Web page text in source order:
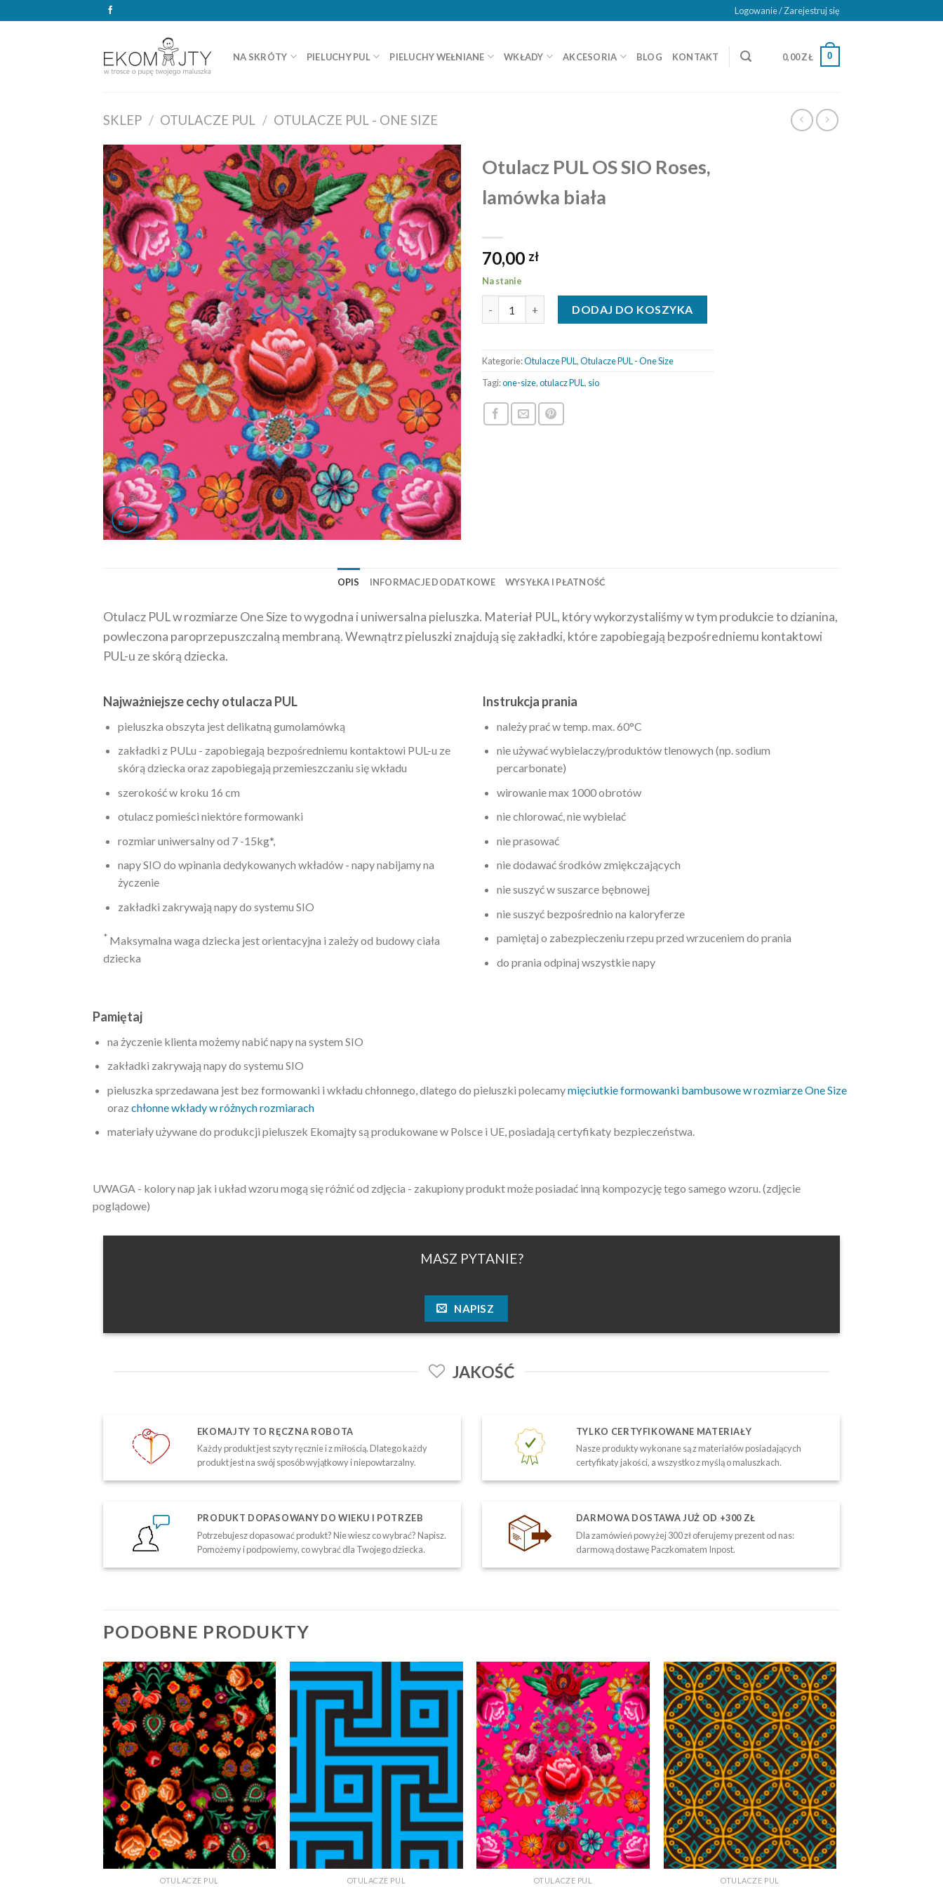
to
Logowanie / Zarejestruj się
NA SKRÓTY PIELUCHY PUL PIELUCHY WEŁNIANE WKŁADY AKCESORIA BLOG KONTAKT 0,00ZŁ 0
SKLEP / OTULACZE PUL / OTULACZE PUL - ONE SIZE
Otulacz PUL OS SIO Roses,
lamówka biała
70,00 zł
Na stanie
DODAJ DO KOSZYKA
Kategorie:Otulacze PUL,Otulacze PUL - One Size
Tagi:one-size,otulacz PUL, sio
OPIS INFORMACJE DODATKOWE WYSYŁKA I PŁATNOŚĆ
Otulacz PUL w rozmiarze One Size to wygodna i uniwersalna pieluszka. Materiał PUL, który wykorzystaliśmy w tym produkcie to dzianina,
powleczona paroprzepuszczalną membraną. Wewnątrz pieluszki znajdują się zakładki, które zapobiegają bezpośredniemu kontaktowi
PUL-u ze skórą dziecka.
Najważniejsze cechy otulacza PUL
pieluszka obszyta jest delikatną gumolamówką
zakładki z PULu - zapobiegają bezpośredniemu kontaktowi PUL-u ze
skórą dziecka oraz zapobiegają przemieszczaniu się wkładu
szerokość w kroku 16 cm
otulacz pomieści niektóre formowanki
rozmiar uniwersalny od 7 -15kg*,
napy SIO do wpinania dedykowanych wkładów - napy nabijamy na
życzenie
zakładki zakrywają napy do systemu SIO
* Maksymalna waga dziecka jest orientacyjna i zależy od budowy ciała
dziecka
Instrukcja prania
należy prać w temp. max. 60°C
nie używać wybielaczy/produktów tlenowych (np. sodium
percarbonate)
wirowanie max 1000 obrotów
nie chlorować, nie wybielać
nie prasować
nie dodawać środków zmiękczających
nie suszyć w suszarce bębnowej
nie suszyć bezpośrednio na kaloryferze
pamiętaj o zabezpieczeniu rzepu przed wrzuceniem do prania
do prania odpinaj wszystkie napy
Pamiętaj
na życzenie klienta możemy nabić napy na system SIO
zakładki zakrywają napy do systemu SIO
pieluszka sprzedawana jest bez formowanki i wkładu chłonnego, dlatego do pieluszki polecamymięciutkie formowanki bambusowe w rozmiarze One Size
oraz chłonne wkłady w różnych rozmiarach
materiały używane do produkcji pieluszek Ekomajty są produkowane w Polsce i UE, posiadają certyfikaty bezpieczeństwa.
UWAGA - kolory nap jak i układ wzoru mogą się różnić od zdjęcia - zakupiony produkt może posiadać inną kompozycję tego samego wzoru. (zdjęcie
poglądowe)
MASZ PYTANIE?
NAPISZ
JAKOŚĆ
EKOMAJTY TO RĘCZNA ROBOTA
Każdy produkt jest szyty ręcznie i z miłością. Dlatego każdy
produkt jest na swój sposób wyjątkowy i niepowtarzalny.
TYLKO CERTYFIKOWANE MATERIAŁY
Nasze produkty wykonane są z materiałów posiadających
certyfikaty jakości, a wszystko z myślą o maluszkach.
PRODUKT DOPASOWANY DO WIEKU I POTRZEB
Potrzebujesz dopasować produkt? Nie wiesz co wybrać? Napisz.
Pomożemy i podpowiemy, co wybrać dla Twojego dziecka.
DARMOWA DOSTAWA JUŻ OD +300 ZŁ
Dla zamówień powyżej 300 zł oferujemy prezent od nas:
darmową dostawę Paczkomatem Inpost.
PODOBNE PRODUKTY
+
OTULACZE PUL OTULACZE PUL
+
OTULACZE PUL
+
OTULACZE PUL